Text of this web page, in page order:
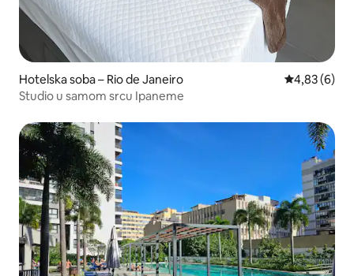
Hotelska soba – Rio de Janeiro Prosječna
4,83 (6)
Studio u samom srcu Ipaneme